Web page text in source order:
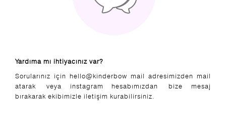
Yardıma mı ihtiyacınız var?
Sorularınız için hello@kinderbow mail adresimizden mail
atarak veya instagram hesabımızdan bize mesaj
bırakarak ekibimizle iletişim kurabilirsiniz.